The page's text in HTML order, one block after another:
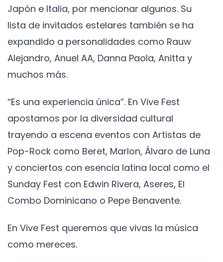
Japón e Italia, por mencionar algunos. Su
lista de invitados estelares también se ha
expandido a personalidades como Rauw
Alejandro, Anuel AA, Danna Paola, Anitta y
muchos más.
“Es una experiencia única”. En Vive Fest
apostamos por la diversidad cultural
trayendo a escena eventos con Artistas de
Pop-Rock como Beret, Marlon, Álvaro de Luna
y conciertos con esencia latina local como el
Sunday Fest con Edwin Rivera, Aseres, El
Combo Dominicano o Pepe Benavente.
En Vive Fest queremos que vivas la música
como mereces.